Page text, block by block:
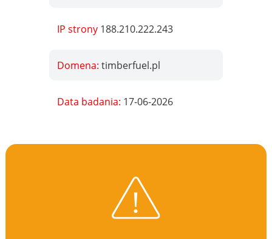
IP strony 188.210.222.243
Domena:timberfuel.pl
Data badania: 17-06-2026